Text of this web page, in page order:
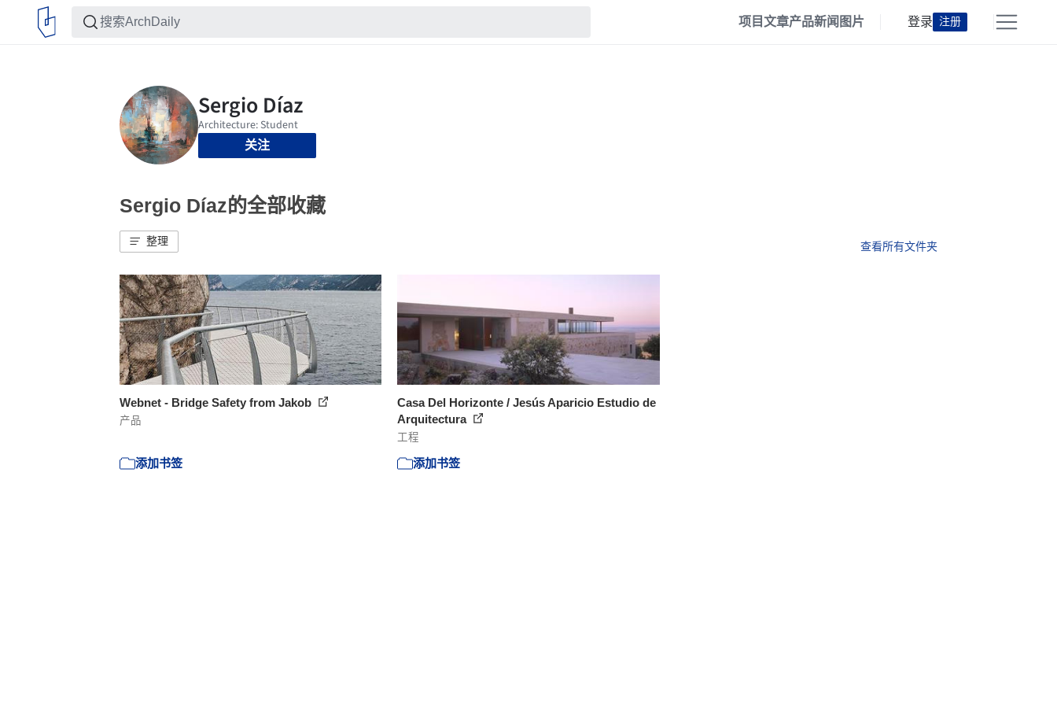
项目文章产品新闻 图片 登录 注册
关注
Sergio Díaz的全部收藏
整理 查看所有文件夹
Webnet - Bridge Safety from Jakob
产品
添加书签
Casa Del Horizonte / Jesús Aparicio Estudio de
Arquitectura
工程
添加书签